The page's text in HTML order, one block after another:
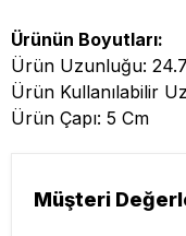
Ürünün Boyutları:
Ürün Uzunluğu:
Ürün Kullanılabilir
Ürün Çapı: 5 Cm
Müşteri